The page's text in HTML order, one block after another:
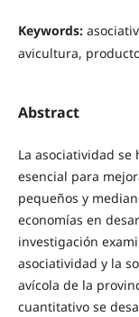
Keywords:
avicultura,
Abstract
La asociatividad
esencial para
pequeños y
economías en
investigación
asociatividad y la
avícola de la
cuantitativo se